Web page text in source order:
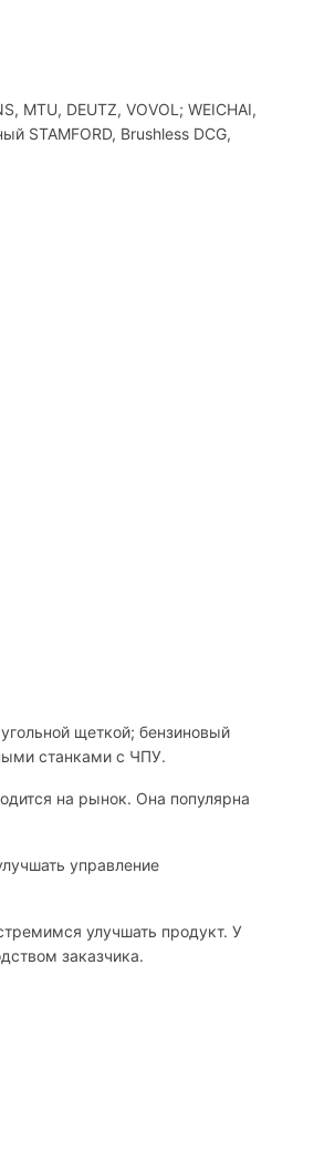
MTU, DEUTZ, VOVOL; WEICHAI,
STAMFORD, Brushless DCG,
щеткой; бензиновый
станками с ЧПУ.
на рынок. Она популярна
управление
улучшать продукт. У
заказчика.